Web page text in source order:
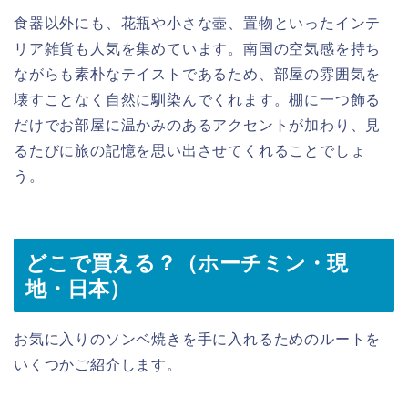
食器以外にも、花瓶や小さな壺、置物といったインテ
リア雑貨も人気を集めています。南国の空気感を持ち
ながらも素朴なテイストであるため、部屋の雰囲気を
壊すことなく自然に馴染んでくれます。棚に一つ飾る
だけでお部屋に温かみのあるアクセントが加わり、見
るたびに旅の記憶を思い出させてくれることでしょ
う。
どこで買える？（ホーチミン・現
地・日本）
お気に入りのソンベ焼きを手に入れるためのルートを
いくつかご紹介します。